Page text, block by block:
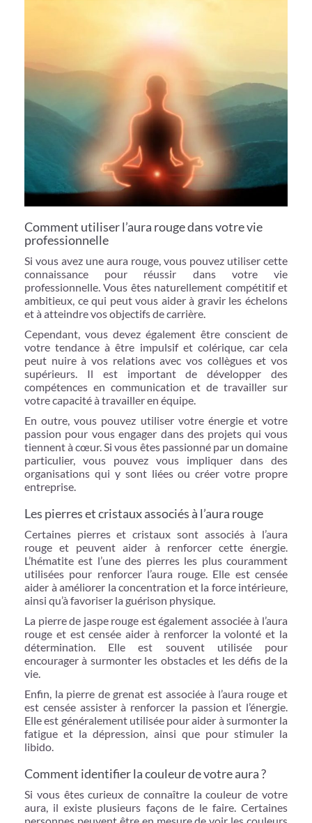
Comment utiliser l’aura rouge dans votre vie
professionnelle
Si vous avez une aura rouge, vous pouvez utiliser cette
connaissance pour réussir dans votre vie
professionnelle. Vous êtes naturellement compétitif et
ambitieux, ce qui peut vous aider à gravir les échelons
et à atteindre vos objectifs de carrière.
Cependant, vous devez également être conscient de
votre tendance à être impulsif et colérique, car cela
peut nuire à vos relations avec vos collègues et vos
supérieurs. Il est important de développer des
compétences en communication et de travailler sur
votre capacité à travailler en équipe.
En outre, vous pouvez utiliser votre énergie et votre
passion pour vous engager dans des projets qui vous
tiennent à cœur. Si vous êtes passionné par un domaine
particulier, vous pouvez vous impliquer dans des
organisations qui y sont liées ou créer votre propre
entreprise.
Les pierres et cristaux associés à l’aura rouge
Certaines pierres et cristaux sont associés à l’aura
rouge et peuvent aider à renforcer cette énergie.
L’hématite est l’une des pierres les plus couramment
utilisées pour renforcer l’aura rouge. Elle est censée
aider à améliorer la concentration et la force intérieure,
ainsi qu’à favoriser la guérison physique.
La pierre de jaspe rouge est également associée à l’aura
rouge et est censée aider à renforcer la volonté et la
détermination. Elle est souvent utilisée pour
encourager à surmonter les obstacles et les défis de la
vie.
Enfin, la pierre de grenat est associée à l’aura rouge et
est censée assister à renforcer la passion et l’énergie.
Elle est généralement utilisée pour aider à surmonter la
fatigue et la dépression, ainsi que pour stimuler la
libido.
Comment identifier la couleur de votre aura ?
Si vous êtes curieux de connaître la couleur de votre
aura, il existe plusieurs façons de le faire. Certaines